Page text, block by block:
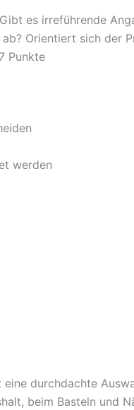
es irreführende
Orientiert sich der
7 Punkte
werden
durchdachte
beim Basteln und